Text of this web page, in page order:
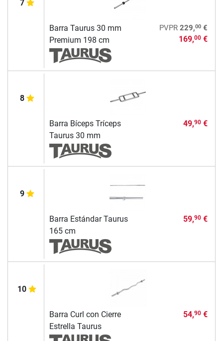
7
Barra Taurus 30 mm
Premium 198 cm
PVPR 229,00€
169,00€
8
Barra Bíceps Tríceps
Taurus 30 mm
49,90€
9
Barra Estándar Taurus
165 cm
59,90€
10
Barra Curl con Cierre
Estrella Taurus
54,90€